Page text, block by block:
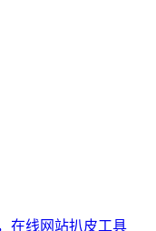
在线网站扒皮工具